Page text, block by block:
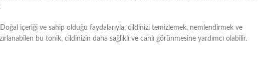
içeriği ve sahip olduğu faydalarıyla, cildinizi temizlemek, nemlendirmek ve
bu tonik, cildinizin daha sağlıklı ve canlı görünmesine yardımcı olabilir.